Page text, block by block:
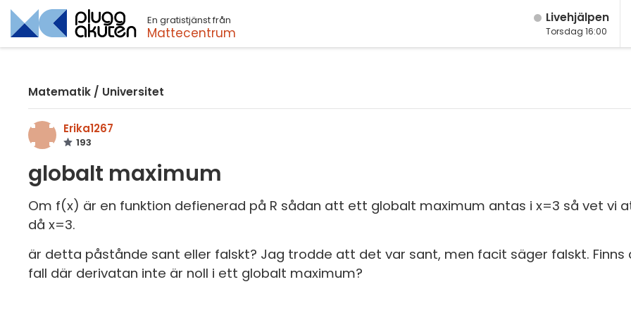
En gratistjänst från
Mattecentrum
Live­hjälpen
Torsdag 16:00
Matematik / Universitet
Erika1267
193
globalt maximum
Om f(x) är en funktion defienerad på R sådan att ett globalt maximum antas i x=3 så vet vi
då x=3.
är detta påstånde sant eller falskt? Jag trodde att det var sant, men facit säger falskt.
fall där derivatan inte är noll i ett globalt maximum?
Sök